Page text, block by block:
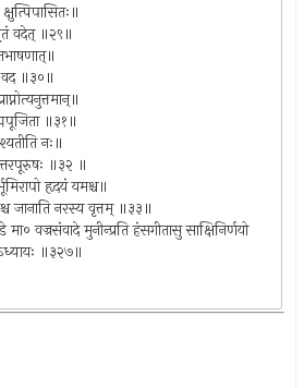
वदेत् ॥२९॥
वद ॥३०॥
॥३१॥
नः॥
॥३२ ॥
हृदयं यमश्च॥
जानाति नरस्य वृत्तम् ॥३३॥
मा० वज्रसंवादे मुनीन्प्रति हंसगीतासु साक्षिनिर्णयो
॥३२७॥